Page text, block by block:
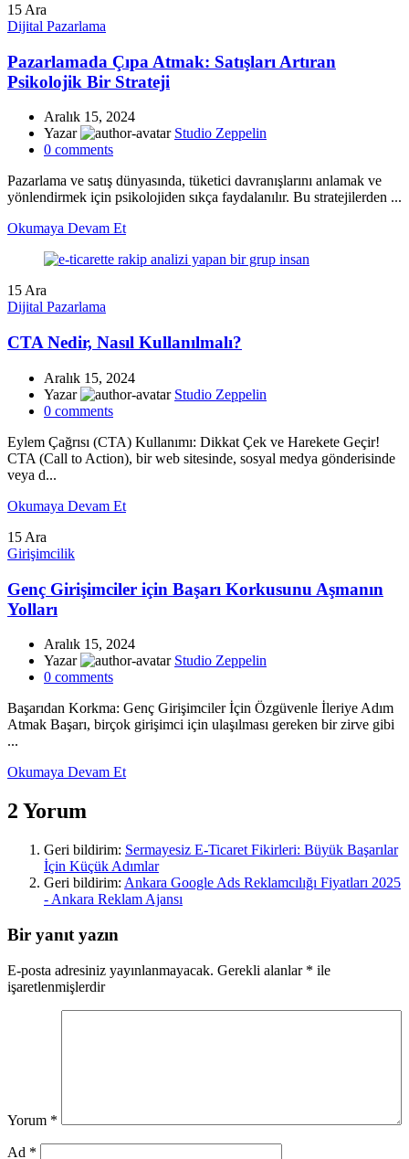
15 Ara
Dijital Pazarlama
Pazarlamada Çıpa Atmak: Satışları Artıran
Psikolojik Bir Strateji
Aralık 15, 2024
Yazar
Studio Zeppelin
0 comments
Pazarlama ve satış dünyasında, tüketici davranışlarını anlamak ve
yönlendirmek için psikolojiden sıkça faydalanılır. Bu stratejilerden ...
Okumaya Devam Et
15Ara
Dijital Pazarlama
CTA Nedir, Nasıl Kullanılmalı?
Aralık 15, 2024
Yazar
Studio Zeppelin
0 comments
Eylem Çağrısı (CTA) Kullanımı: Dikkat Çek ve Harekete Geçir!
CTA (Call to Action), bir web sitesinde, sosyal medya gönderisinde
veya d...
Okumaya Devam Et
15 Ara
Girişimcilik
Genç Girişimciler için Başarı Korkusunu Aşmanın
Yolları
Aralık 15, 2024
Yazar
Studio Zeppelin
0 comments
Başarıdan Korkma: Genç Girişimciler İçin Özgüvenle İleriye Adım
Atmak Başarı, birçok girişimci için ulaşılması gereken bir zirve gibi
...
Okumaya Devam Et
2 Yorum
Geri bildirim: Sermayesiz E-Ticaret Fikirleri: Büyük Başarılar
İçin Küçük Adımlar
Geri bildirim: Ankara Google Ads Reklamcılığı Fiyatları 2025
- Ankara Reklam Ajansı
Bir yanıt yazın
E-posta adresiniz yayınlanmayacak. Gerekli alanlar * ile
işaretlenmişlerdir
Yorum *
Ad *